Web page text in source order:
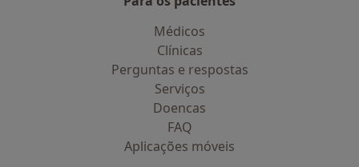
Médicos
Clínicas
Perguntas e respostas
Serviços
Doencas
FAQ
Aplicações móveis